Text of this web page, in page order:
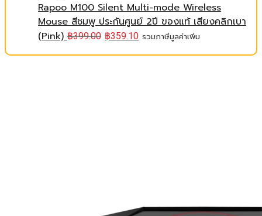
Rapoo M100 Silent Multi-mode Wireless
Mouse สีชมพู ประกันศูนย์ 2ปี ของแท้ เสียงคลิกเบา
(Pink) ฿399.00 ฿359.10 รวมภาษีมูลค่าเพิ่ม